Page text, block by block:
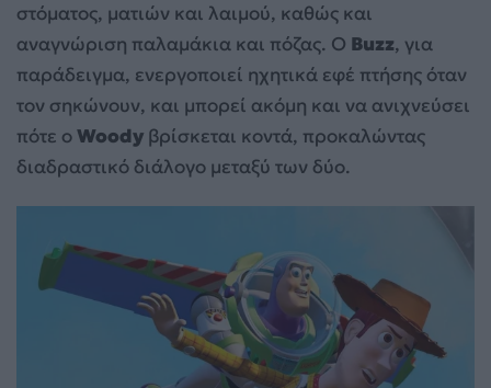
στόματος, ματιών και λαιμού, καθώς και
αναγνώριση παλαμάκια και πόζας. Ο Buzz, για
παράδειγμα, ενεργοποιεί ηχητικά εφέ πτήσης όταν
τον σηκώνουν, και μπορεί ακόμη και να ανιχνεύσει
πότε οWoody βρίσκεται κοντά, προκαλώντας
διαδραστικό διάλογο μεταξύ των δύο.